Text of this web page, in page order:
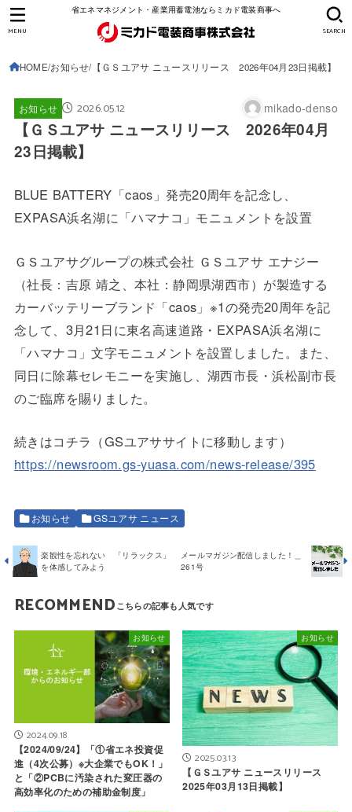
省エネマネジメント・産業用蓄電池ならミカド電装商事へ
SEARCH
MENU
HOME お知らせ 【ＧＳユアサ ニュースリリース 2026年04月23日掲載】
お知らせ 2026.05.12 mikado-denso
【ＧＳユアサ ニュースリリース 2026年04月
23日掲載】
BLUE BATTERY「caos」発売20周年を記念し、
EXPASA浜名湖に「ハマナコ」モニュメントを設置
ＧＳユアサグループの株式会社 ＧＳユアサ エナジー
（社長：吉原 靖之、本社：静岡県湖西市）が製造する
カーバッテリーブランド「caos」※1の発売20周年を記
念して、3月21日に東名高速道路・EXPASA浜名湖に
「ハマナコ」文字モニュメントを設置しました。また、
同日に除幕セレモニーを実施し、湖西市長・浜松副市長
のご臨席を賜りました。
続きはコチラ（GSユアササイトに移動します）
https://newsroom.gs-yuasa.com/news-release/395
お知らせ GSユアサ ニュース
メールマガジン配信しました！＿
261号
楽観性を忘れない 「リラックス」
を体感してみよう
RECOMMEND
お知らせ
2024.09.18
【2024/09/24】「①省エネ投資促
進（4次公募）※大企業でもOK！」
と「②PCBに汚染された変圧器の
高効率化のための補助金制度」
お知らせ
2025.03.13
【ＧＳユアサ ニュースリリース
2025年03月13日掲載】